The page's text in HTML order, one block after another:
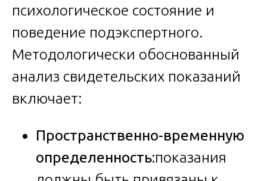
психологическое состояние и
поведение подэкспертного.
Методологически обоснованный
анализ свидетельских показаний
включает:
Пространственно-временную
определенность:показания